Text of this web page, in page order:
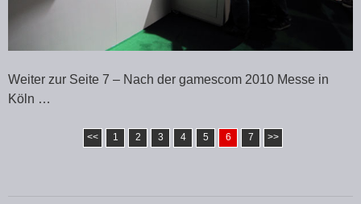
Weiter zur Seite 7 – Nach der gamescom 2010 Messe in
Köln …
<< 1 2 3 4 5 6 7 >>